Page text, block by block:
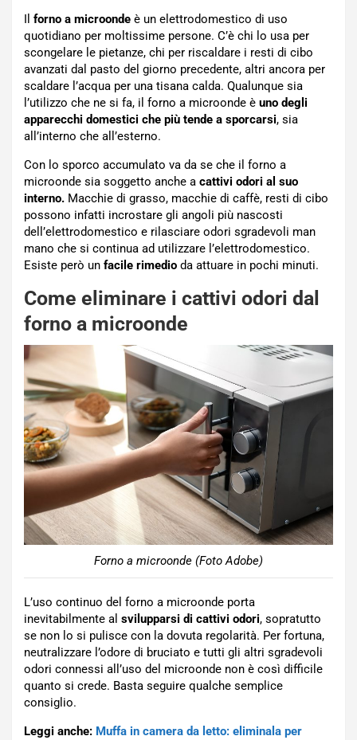
Il forno a microonde è un elettrodomestico di uso
quotidiano per moltissime persone. C’è chi lo usa per
scongelare le pietanze, chi per riscaldare i resti di cibo
avanzati dal pasto del giorno precedente, altri ancora per
scaldare l’acqua per una tisana calda. Qualunque sia
l’utilizzo che ne si fa, il forno a microonde è uno degli
apparecchi domestici che più tende a sporcarsi, sia
all’interno che all’esterno.
Con lo sporco accumulato va da se che il forno a
microonde sia soggetto anche a cattivi odori al suo
interno. Macchie di grasso, macchie di caffè, resti di cibo
possono infatti incrostare gli angoli più nascosti
dell’elettrodomestico e rilasciare odori sgradevoli man
mano che si continua ad utilizzare l’elettrodomestico.
Esiste però un facile rimedio da attuare in pochi minuti.
Come eliminare i cattivi odori dal
forno a microonde
Forno a microonde (Foto Adobe)
L’uso continuo del forno a microonde porta
inevitabilmente al svilupparsi di cattivi odori, sopratutto
se non lo si pulisce con la dovuta regolarità. Per fortuna,
neutralizzare l’odore di bruciato e tutti gli altri sgradevoli
odori connessi all’uso del microonde non è così difficile
quanto si crede. Basta seguire qualche semplice
consiglio.
Leggi anche: Muffa in camera da letto: eliminala per